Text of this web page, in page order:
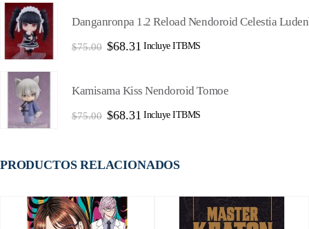
$45.00. $40.50.
Danganronpa 1.2 Reload Nendoroid Celestia
$75.00 El
$75.00.
$68.31 El
$68.31.
Incluye ITBMS
Kamisama Kiss Nendoroid Tomoe
$75.00 El
$75.00.
$68.31 El
$68.31.
Incluye ITBMS
PRODUCTOS RELACIONADOS